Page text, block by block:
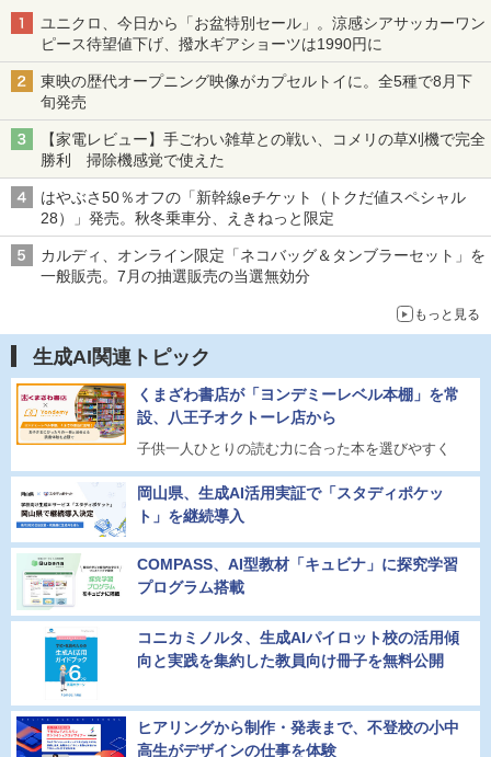
ユニクロ、今日から「お盆特別セール」。涼感シアサッカーワン
ピース待望値下げ、撥水ギアショーツは1990円に
東映の歴代オープニング映像がカプセルトイに。全5種で8月下
旬発売
【家電レビュー】手ごわい雑草との戦い、コメリの草刈機で完全
勝利 掃除機感覚で使えた
はやぶさ50％オフの「新幹線eチケット（トクだ値スペシャル
28）」発売。秋冬乗車分、えきねっと限定
カルディ、オンライン限定「ネコバッグ＆タンブラーセット」を
一般販売。7月の抽選販売の当選無効分
もっと見る
生成AI関連トピック
くまざわ書店が「ヨンデミーレベル本棚」を常
設、八王子オクトーレ店から
子供一人ひとりの読む力に合った本を選びやすく
岡山県、生成AI活用実証で「スタディポケッ
ト」を継続導入
COMPASS、AI型教材「キュビナ」に探究学習
プログラム搭載
コニカミノルタ、生成AIパイロット校の活用傾
向と実践を集約した教員向け冊子を無料公開
ヒアリングから制作・発表まで、不登校の小中
高生がデザインの仕事を体験